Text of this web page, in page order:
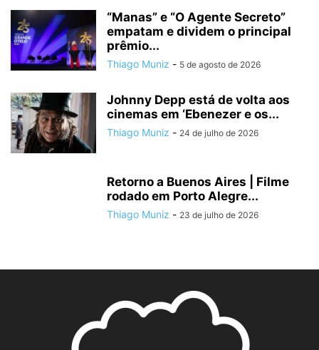
“Manas” e “O Agente Secreto”
empatam e dividem o principal
prêmio...
Thiago Muniz - 5 de agosto de 2026
Johnny Depp está de volta aos
cinemas em ‘Ebenezer e os...
Thiago Muniz - 24 de julho de 2026
Retorno a Buenos Aires | Filme
rodado em Porto Alegre...
Thiago Muniz - 23 de julho de 2026